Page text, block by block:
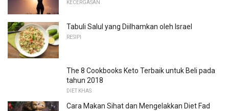
KECERGASAN
Tabuli Salul yang Diilhamkan oleh Israel
RESIPI
The 8 Cookbooks Keto Terbaik untuk Beli pada
tahun 2018
DIET KHAS
Cara Makan Sihat dan Mengelakkan Diet Fad